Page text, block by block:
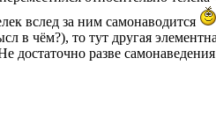
вслед за ним самонаводится
в чём?), то тут другая
достаточно разве